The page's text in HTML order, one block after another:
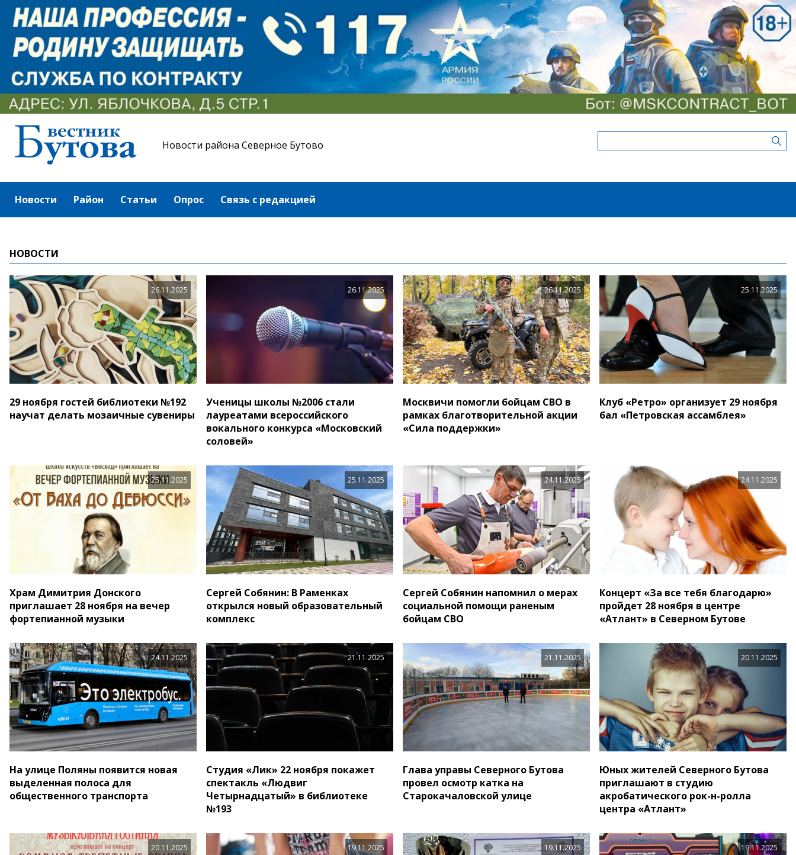
Новости района Северное Бутово
Новости Район Статьи Опрос Связь с редакцией
НОВОСТИ
26.11.2025
29 ноября гостей библиотеки №192
научат делать мозаичные сувениры
26.11.2025
Ученицы школы №2006 стали
лауреатами всероссийского
вокального конкурса «Московский
соловей»
26.11.2025
Москвичи помогли бойцам СВО в
рамках благотворительной акции
«Сила поддержки»
25.11.2025
Клуб «Ретро» организует 29 ноября
бал «Петровская ассамблея»
25.11.2025
Храм Димитрия Донского
приглашает 28 ноября на вечер
фортепианной музыки
25.11.2025
Сергей Собянин: В Раменках
открылся новый образовательный
комплекс
24.11.2025
Сергей Собянин напомнил о мерах
социальной помощи раненым
бойцам СВО
24.11.2025
Концерт «За все тебя благодарю»
пройдет 28 ноября в центре
«Атлант» в Северном Бутове
24.11.2025
На улице Поляны появится новая
выделенная полоса для
общественного транспорта
21.11.2025
Студия «Лик» 22 ноября покажет
спектакль «Людвиг
Четырнадцатый» в библиотеке
№193
21.11.2025
Глава управы Северного Бутова
провел осмотр катка на
Старокачаловской улице
20.11.2025
Юных жителей Северного Бутова
приглашают в студию
акробатического рок-н-ролла
центра «Атлант»
20.11.2025 19.11.2025 19.11.2025 19.11.2025